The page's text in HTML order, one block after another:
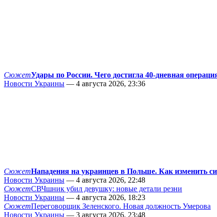
СюжетУдары по России. Чего достигла 40-дневная
Новости Украины — 4 августа 2026, 23:36
СюжетНападения на украинцев в Польше. Как изменить
Новости Украины — 4 августа 2026, 22:48
СюжетСВЧшник убил девушку: новые детали резни
Новости Украины — 4 августа 2026, 18:23
СюжетПереговорщик Зеленского. Новая должность Умерова
Новости Украины — 3 августа 2026, 23:48